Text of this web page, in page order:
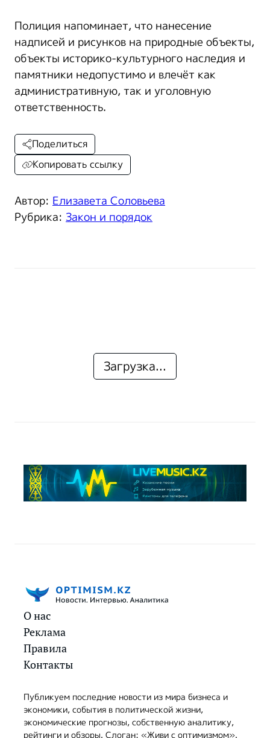
Полиция напоминает, что нанесение
надписей и рисунков на природные объекты,
объекты историко-культурного наследия и
памятники недопустимо и влечёт как
административную, так и уголовную
ответственность.
Автор: Елизавета Соловьева
Рубрика: Закон и порядок
Поделиться
Копировать ссылку
Загрузка...
О нас
Реклама
Правила
Контакты
Публикуем последние новости из мира бизнеса и
экономики, события в политической жизни,
экономические прогнозы, собственную аналитику,
рейтинги и обзоры. Слоган: «Живи с оптимизмом».